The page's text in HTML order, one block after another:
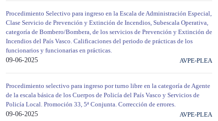
Procedimiento Selectivo para ingreso en la Escala de Administración Especial,
Clase Servicio de Prevención y Extinción de Incendios, Subescala Operativa,
categoría de Bombero/Bombera, de los servicios de Prevención y Extinción de
Incendios del País Vasco. Calificaciones del periodo de prácticas de los
funcionarios y funcionarias en prácticas.
09-06-2025
AVPE-PLEA
Procedimiento selectivo para ingreso por turno libre en la categoría de Agente
de la escala básica de los Cuerpos de Policía del País Vasco y Servicios de
Policía Local. Promoción 33, 5ª Conjunta. Corrección de errores.
09-06-2025
AVPE-PLEA